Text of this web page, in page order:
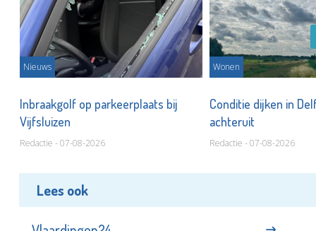
Nieuws
Inbraakgolf op parkeerplaats bij
Vijfsluizen
Redactie - 07-08-2026
Wonen
Conditie dijken in
achteruit
Redactie - 07-08-2026
Lees ook